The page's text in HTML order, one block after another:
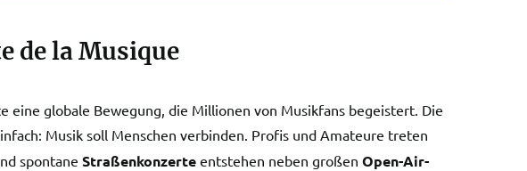
de la Musique
eine globale Bewegung, die Millionen von Musikfans begeistert. Die
Musik soll Menschen verbinden. Profis und Amateure treten
spontaneStraßenkonzerte entstehen neben großenOpen-Air-